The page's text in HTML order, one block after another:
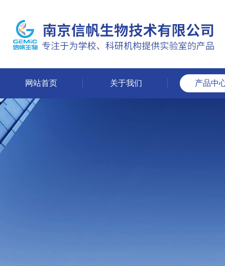
网站首页 关于我们 产品中